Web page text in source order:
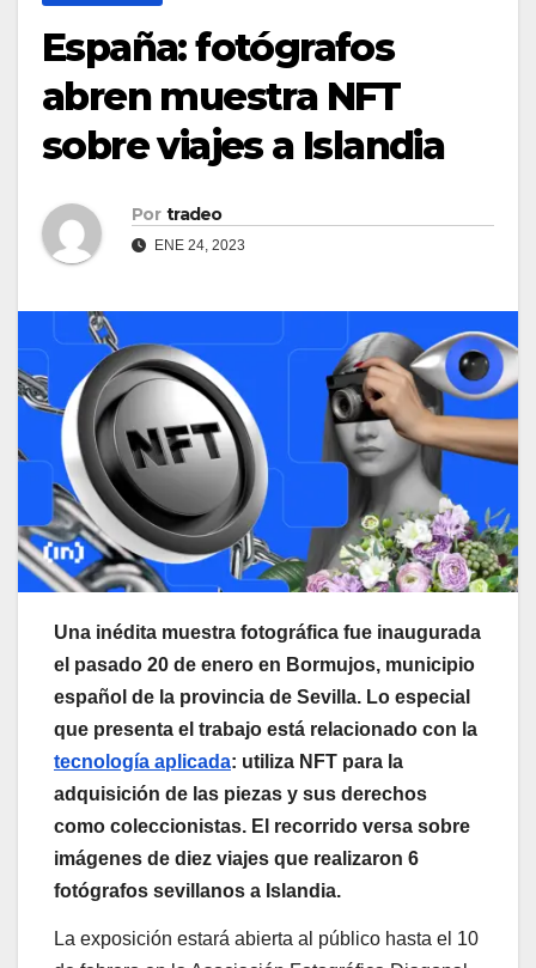
España: fotógrafos
abren muestra NFT
sobre viajes a Islandia
Por tradeo
ENE 24, 2023
Una inédita muestra fotográfica fue inaugurada
el pasado 20 de enero en Bormujos, municipio
español de la provincia de Sevilla. Lo especial
que presenta el trabajo está relacionado con la
tecnología aplicada: utiliza NFT para la
adquisición de las piezas y sus derechos
como coleccionistas. El recorrido versa sobre
imágenes de diez viajes que realizaron 6
fotógrafos sevillanos a Islandia.
La exposición estará abierta al público hasta el 10